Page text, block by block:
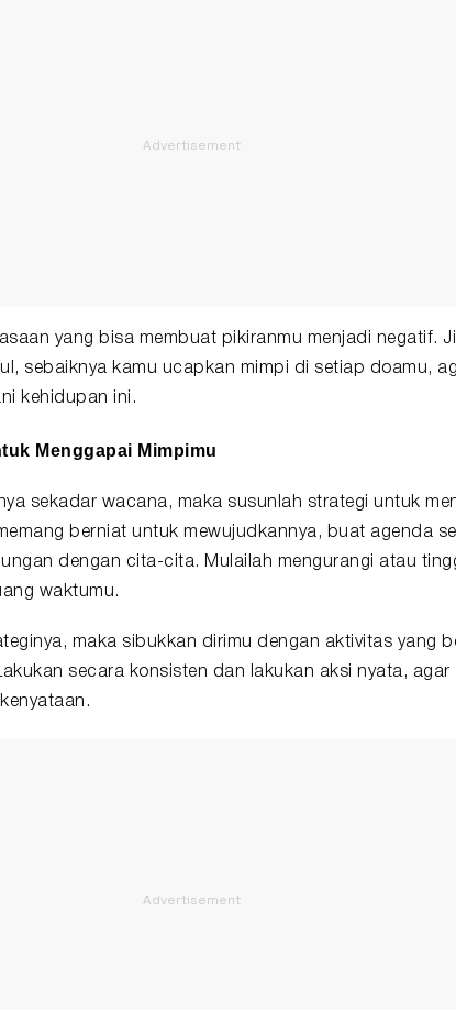
yang bisa membuat pikiranmu menjadi negatif.
sebaiknya kamu ucapkan mimpi di setiap doamu,
kehidupan ini.
Menggapai Mimpimu
sekadar wacana, maka susunlah strategi untuk
berniat untuk mewujudkannya, buat agenda
dengan cita-cita. Mulailah mengurangi atau
waktumu.
maka sibukkan dirimu dengan aktivitas yang
secara konsisten dan lakukan aksi nyata, agar